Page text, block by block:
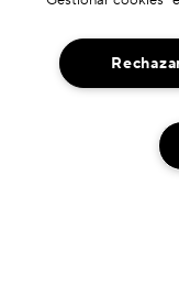
ACERCA DE NOSOTROS